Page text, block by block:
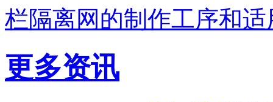
栏隔离网的制作工序和适
更多资讯